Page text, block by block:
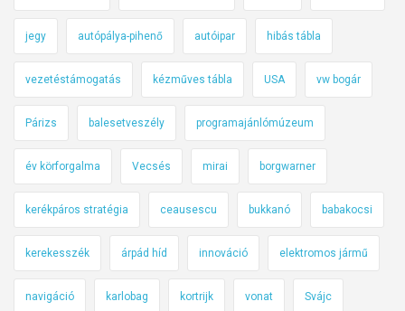
jegy autópálya-pihenő autóipar hibás tábla
vezetéstámogatás kézműves tábla USA vw bogár
Párizs balesetveszély programajánlómúzeum
év körforgalma Vecsés mirai borgwarner
kerékpáros stratégia ceausescu bukkanó babakocsi
kerekesszék árpád híd innováció elektromos jármű
navigáció karlobag kortrijk vonat Svájc